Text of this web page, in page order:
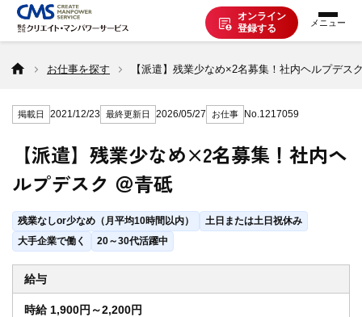
オンライン
登録する
お仕事を探す
派遣で働く
登録の流れ
派遣の知識
企業の方へ
お仕事を探す 【派遣】残業少なめ×2名募集！社内ヘルプデス
掲載日 2021/12/23 最終更新日 2026/05/27 お仕事 No.1217059
【派遣】残業少なめ×2名募集！社内ヘ
ルプデスク ＠青砥
残業なしor少なめ（月平均10時間以内）
土日または土日祝休み
大手企業で働く
20～30代活躍中
給与
時給 1,900円～2,200円